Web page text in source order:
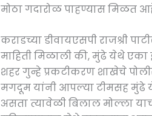
मोठा गदारोळ पाहण्यास मिळत
कराडच्या डीवायएसपी राजश्री
माहिती मिळाली की, मुंढे येथे
शहर गुन्हे प्रकटीकरण शाखेचे
मगदूम यांनी आपल्या टीमसह मुंढे
असता त्यावेळी बिलाल मोल्ला